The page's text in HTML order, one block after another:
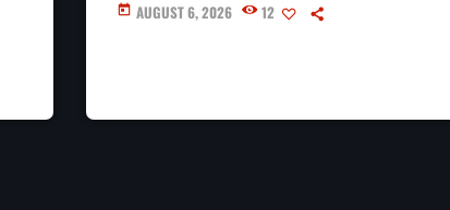
today AUGUST 6, 2026 12